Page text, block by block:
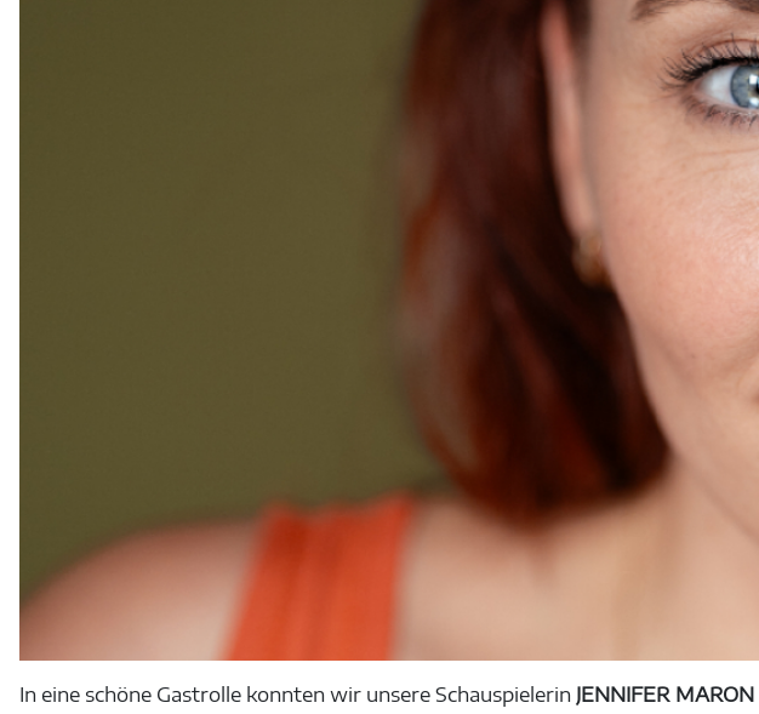
In eine schöne Gastrolle konnten wir unsere Schauspielerin JENNIFER MARON